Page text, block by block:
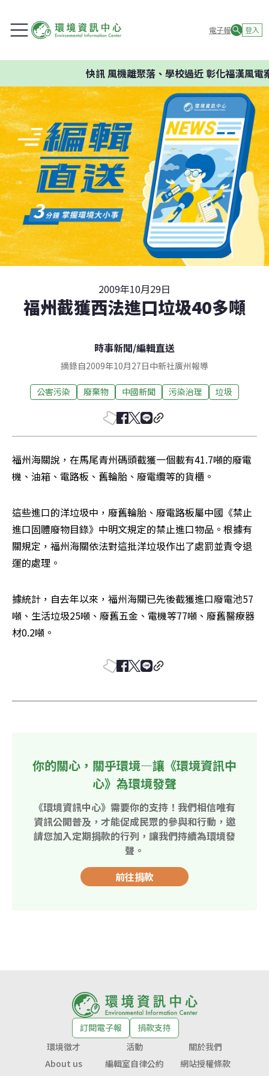
電子報 登入
快訊風機離聚落、學校過近 彰化福漢風電
2009年10月29日
福州截獲西法進口垃圾40多噸
時事新聞/編輯直送
摘錄自2009年10月27日中新社廣州報導
公害污染 廢棄物 中國新聞 污染治理 垃圾
福州海關說，在馬尾青州碼頭截獲一個載有41.7噸的廢電
機、油箱、電路板、舊輪胎、廢電纜等的貨櫃。
這些進口的洋垃圾中，廢舊輪胎、廢電路板屬中國《禁止
進口固體廢物目錄》中明文規定的禁止進口物品。根據有
關規定，福州海關依法對這批洋垃圾作出了處罰並責令退
運的處理。
據統計，自去年以來，福州海關已先後截獲進口廢電池57
噸、生活垃圾25噸、廢舊五金、電機等77噸、廢舊醫療器
材0.2噸。
你的關心，關乎環境—讓《環境資訊中
心》為環境發聲
《環境資訊中心》需要你的支持！我們相信唯有
資訊公開普及，才能促成民眾的參與和行動，邀
請您加入定期捐款的行列，讓我們持續為環境發
聲。
前往捐款
訂閱電子報
捐款支持
環境徵才
活動
關於我們
About us
編輯室自律公約
網站授權條款